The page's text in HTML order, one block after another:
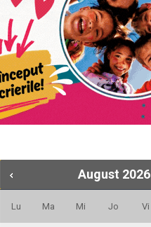
August 2026
Lu Ma Mi Jo Vi